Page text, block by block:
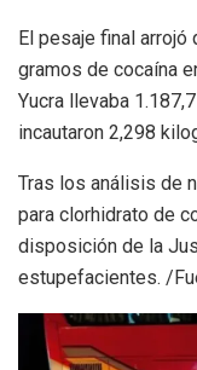
El pesaje final arrojó
gramos de cocaína
Yucra llevaba
incautaron 2,298
Tras los análisis de
para clorhidrato de
disposición de la
estupefacientes. /